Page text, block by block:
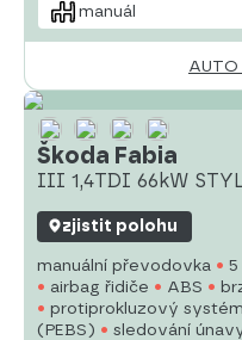
manuál
Škoda Fabia
III 1,4TDI 66kW
zjistit polohu
manuální převodovka 5
airbag řidiče
ABS
protiprokluzový
(PEBS)
sledování